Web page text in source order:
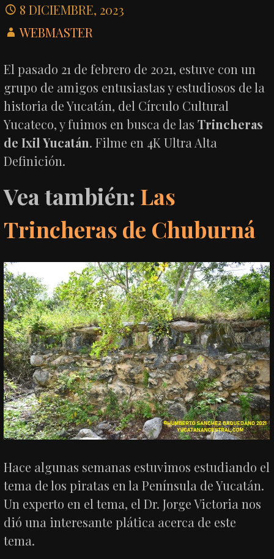
8 DICIEMBRE, 2023
WEBMASTER
El pasado 21 de febrero de 2021, estuve con un
grupo de amigos entusiastas y estudiosos de la
historia de Yucatán, del Círculo Cultural
Yucateco, y fuimos en busca de lasTrincheras
de Ixil Yucatán. Filme en 4K Ultra Alta
Definición.
Vea también: Las
Trincheras de Chuburná
Hace algunas semanas estuvimos estudiando el
tema de los piratas en la Península de Yucatán.
Un experto en el tema, el Dr. Jorge Victoria nos
dió una interesante plática acerca de este
tema.